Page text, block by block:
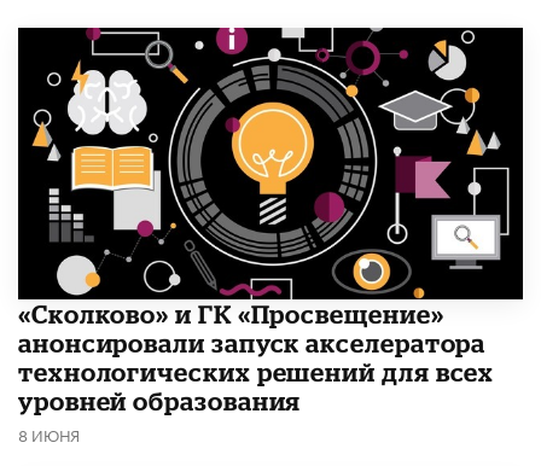
«Сколково» и ГК «Просвещение»
анонсировали запуск акселератора
технологических решений для всех
уровней образования
8 ИЮНЯ